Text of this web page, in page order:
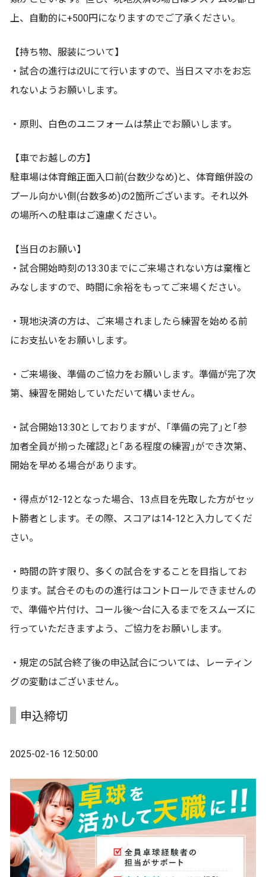
上、自動的に+500円になりますのでご了承ください。
【持ち物、服装について】
・試合の進行はi2Uにて行いますので、当日スマホをお忘
れないようお願いします。
・原則、白色のユニフォームは禁止でお願いします。
【車でお越しの方】
駐車場は体育館正面入口前(台数少なめ)と、体育館併設の
プール向かい側(台数多め)の2箇所ございます。それ以外
の場所への駐車はご遠慮ください。
【当日のお願い】
・試合開始時刻の13:30までにご来場されない方は棄権と
みなしますので、時間に余裕をもってご来場ください。
・現地決済の方は、ご来場されましたら練習を始める前
にお支払いをお願いします。
・ご来場後、準備のご協力をお願いします。準備が完了次
第、練習を開始していただいて構いません。
・試合開始13:30としておりますが、｢準備の完了｣と｢参
加者全員が揃った確認｣と｢ある程度の練習｣ができ次第、
開始を早める場合があります。
・得点が12-12となった場合、13点目を先取した方がセッ
ト勝者とします。その際、スコアは14-12と入力してくだ
さい。
・時間の許す限り、多くの試合をすることを目指してお
ります。試合そのものの進行はコントロールできませんの
で、準備や片付け、コール後～台に入るまでをスムーズに
行っていただきますよう、ご協力をお願いします。
・規定の5試合終了後の申込試合については、レーティン
グの変動はございません。
申込締切
2025-02-16 12:50:00